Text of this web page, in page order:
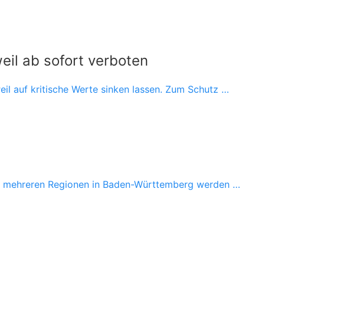
ab sofort verboten
auf kritische Werte sinken lassen. Zum Schutz …
Regionen in Baden-Württemberg werden …